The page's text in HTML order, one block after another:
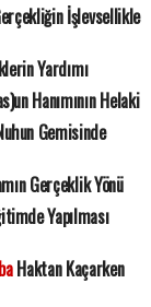
İşlevsellikle
Yardımı
Hanımının Helaki
Gemisinde
Gerçeklik Yönü
Yapılması
Haktan Kaçarken